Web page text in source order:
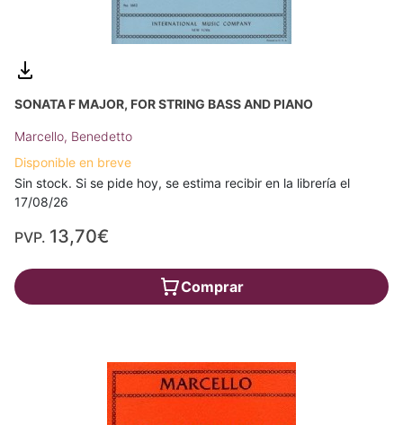
SONATA F MAJOR, FOR STRING BASS AND PIANO
Marcello, Benedetto
Disponible en breve
Sin stock. Si se pide hoy, se estima recibir en la librería el
17/08/26
PVP. 13,70€
Comprar